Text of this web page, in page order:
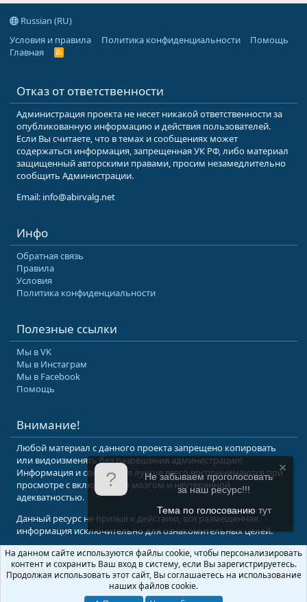
Russian (RU)
Условия и правила
Политика конфиденциальности
Помощь
Главная
R
Отказ от ответственности
Администрация проекта не несет никакой ответственности за
опубликованную информацию и действия пользователей.
Если Вы считаете, что в темах и сообщениях может
содержаться информация, запрещенная УК РФ, либо материал
защищенный авторскими правами, просим незамедлительно
сообщить Администрации.
Email: info@abirvalg.net
Инфо
Обратная связь
Правила
Условия
Политика конфиденциальности
Полезные ссылки
Мы в VK
Мы в Инстаграм
Мы в Facebook
Помощь
Внимание!
Любой материал с данного проекта запрещено копировать
или видоизменять без разрешения администрации!
Информация и сообщения лучше всего воспринимаются при
просмотре с включенным мозгом и неутерянной
адекватностью.
Данный ресурс не призыв к действию, вся размещенная
информация исключительно для ознакомительных целей.
© 2008-2026 Форум Абырвалг.нет - подводная охота, дайвинг, туризм
Перевод: XenForo.Info
Не забываем проголосовать
за наш ресурс!!!
Тема по голосованию тут
На данном сайте используются файлы cookie, чтобы персонализировать
контент и сохранить Ваш вход в систему, если Вы зарегистрируетесь.
Продолжая использовать этот сайт, Вы соглашаетесь на использование
наших файлов cookie.